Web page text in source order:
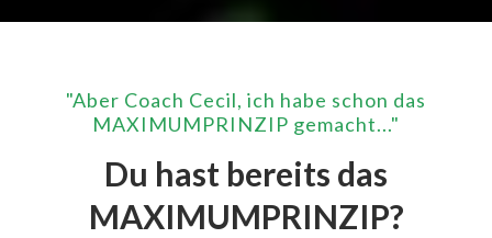
"Aber Coach Cecil, ich habe schon das
MAXIMUMPRINZIP gemacht..."
Du hast bereits das
MAXIMUMPRINZIP?